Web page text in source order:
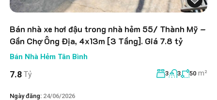
Bán nhà xe hơi đậu trong nhà hẻm 55/ Thành Mỹ –
Gần Chợ Ông Địa, 4x13m [3 Tầng]. Giá 7.8 tỷ
Bán Nhà Hẻm Tân Bình
7.8 Tỷ 3 3 50 m²
Ngày đăng: 24/06/2026